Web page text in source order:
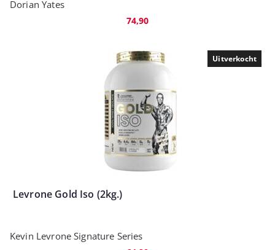
Dorian Yates
74,90
Uitverkocht
Levrone Gold Iso (2kg.)
Kevin Levrone Signature Series